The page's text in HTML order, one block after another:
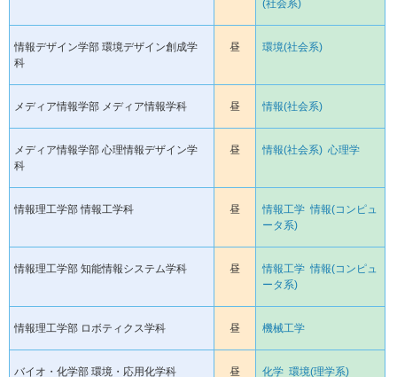
(社会系)
情報デザイン学部 環境デザイン創成学
科
昼 環境(社会系)
メディア情報学部 メディア情報学科 昼 情報(社会系)
メディア情報学部 心理情報デザイン学
科
昼 情報(社会系) 心理学
情報理工学部 情報工学科 昼 情報工学 情報(コンピュ
ータ系)
情報理工学部 知能情報システム学科 昼 情報工学 情報(コンピュ
ータ系)
情報理工学部 ロボティクス学科 昼 機械工学
バイオ・化学部 環境・応用化学科 昼 化学 環境(理学系)